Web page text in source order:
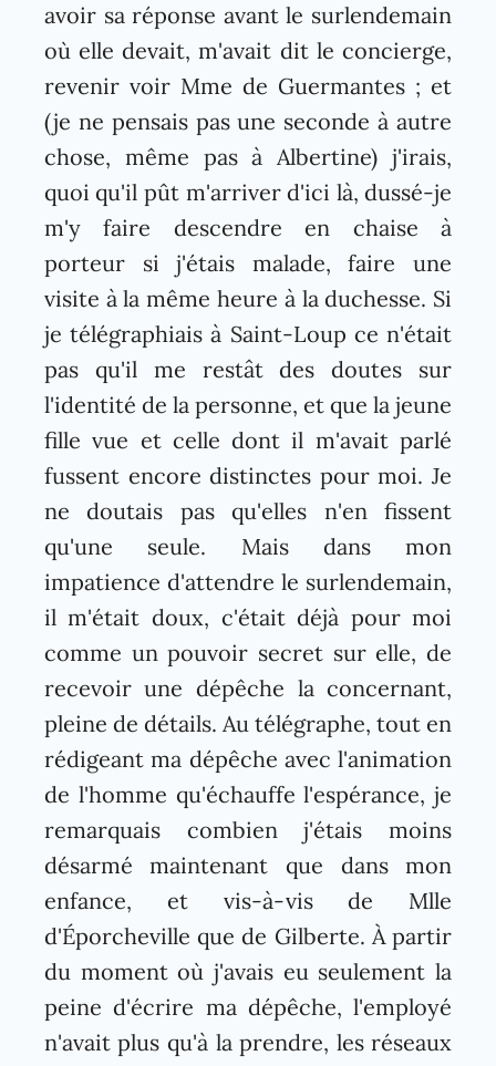
avoir sa réponse avant le surlendemain
où elle devait, m'avait dit le concierge,
revenir voir Mme de Guermantes ; et
(je ne pensais pas une seconde à autre
chose, même pas à Albertine) j'irais,
quoi qu'il pût m'arriver d'ici là, dussé-je
m'y faire descendre en chaise à
porteur si j'étais malade, faire une
visite à la même heure à la duchesse. Si
je télégraphiais à Saint-Loup ce n'était
pas qu'il me restât des doutes sur
l'identité de la personne, et que la jeune
fille vue et celle dont il m'avait parlé
fussent encore distinctes pour moi. Je
ne doutais pas qu'elles n'en fissent
qu'une seule. Mais dans mon
impatience d'attendre le surlendemain,
il m'était doux, c'était déjà pour moi
comme un pouvoir secret sur elle, de
recevoir une dépêche la concernant,
pleine de détails. Au télégraphe, tout en
rédigeant ma dépêche avec l'animation
de l'homme qu'échauffe l'espérance, je
remarquais combien j'étais moins
désarmé maintenant que dans mon
enfance, et vis-à-vis de Mlle
d'Éporcheville que de Gilberte. À partir
du moment où j'avais eu seulement la
peine d'écrire ma dépêche, l'employé
n'avait plus qu'à la prendre, les réseaux